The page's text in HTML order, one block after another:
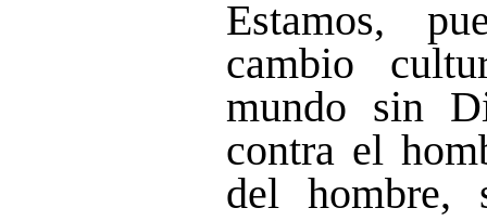
Estamos,
cambio
mundo sin
contra el
del